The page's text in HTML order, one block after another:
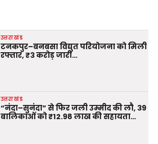
उत्तराखंड
टनकपुर–बनबसा विद्युत परियोजना को मिली
रफ्तार, ₹3 करोड़ जारी…
उत्तराखंड
“नंदा–सुनंदा” से फिर जली उम्मीद की लौ, 39
बालिकाओं को ₹12.98 लाख की सहायता…